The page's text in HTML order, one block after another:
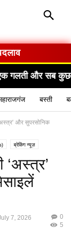
हादसा!"
बस्ती
और सुपरसोनिक
ब्रेकिंग न्यूज़
‘अस्त्र’
7, 2026
0
5